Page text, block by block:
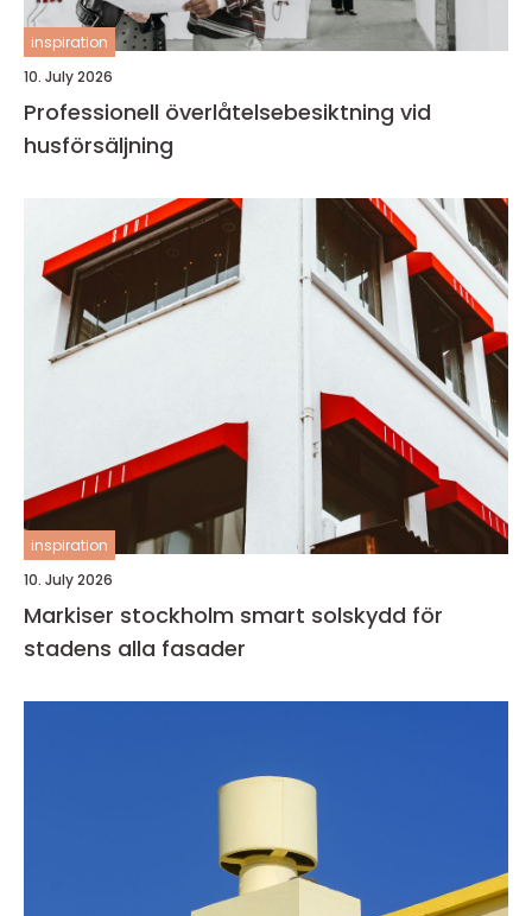
inspiration
10. July 2026
Professionell överlåtelsebesiktning vid
husförsäljning
inspiration
10. July 2026
Markiser stockholm smart solskydd för
stadens alla fasader